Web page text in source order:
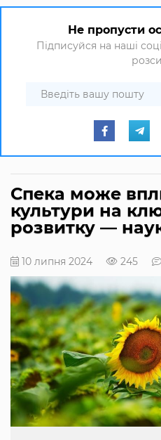
Не пропусти
Підписуйся на наші
Спека може
культури на
розвитку —
10 липня 2024 245